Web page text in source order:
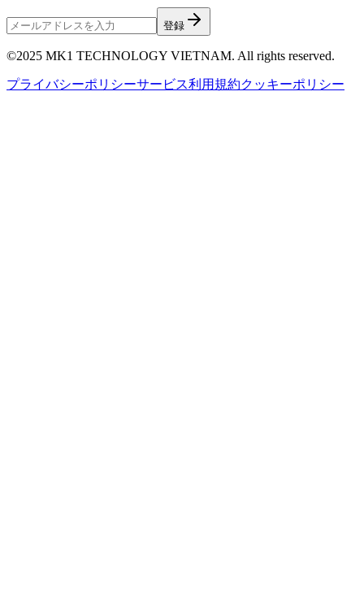
登録
©2025 MK1 TECHNOLOGY VIETNAM. All rights reserved.
プライバシーポリシーサービス利用規約クッキーポリシー